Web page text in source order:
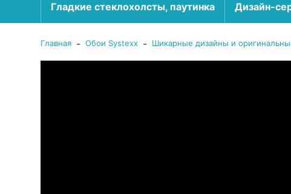
Гладкие стеклохолсты, паутинка Дизайн-
Главная - Обои Systexx - Шикарные дизайны и